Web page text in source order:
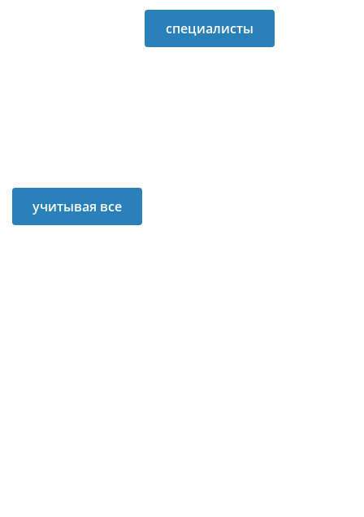
специалисты
учитывая все